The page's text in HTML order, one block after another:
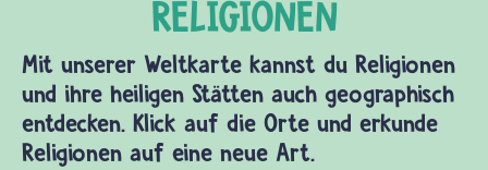
Mit unserer Weltkarte kannst du Religionen
und ihre heiligen Stätten auch geographisch
entdecken. Klick auf die Orte und erkunde
Religionen auf eine neue Art.